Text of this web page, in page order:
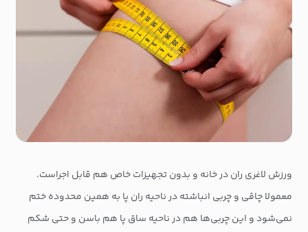
ورزش لاغری ران در خانه و بدون تجهیزات خاص هم قابل اجراست.
معمولا چاقی و چربی انباشته در ناحیه ران پا به همین محدوده ختم
نمی‌شود و این چربی‌ها هم در ناحیه ساق پا هم باسن و حتی شکم